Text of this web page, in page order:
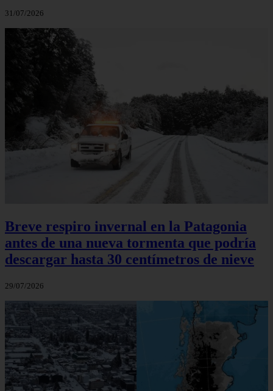
31/07/2026
Breve respiro invernal en la Patagonia
antes de una nueva tormenta que podría
descargar hasta 30 centímetros de nieve
29/07/2026